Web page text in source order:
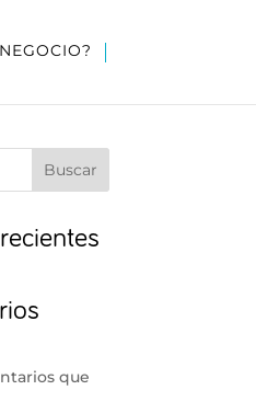
Buscar
que